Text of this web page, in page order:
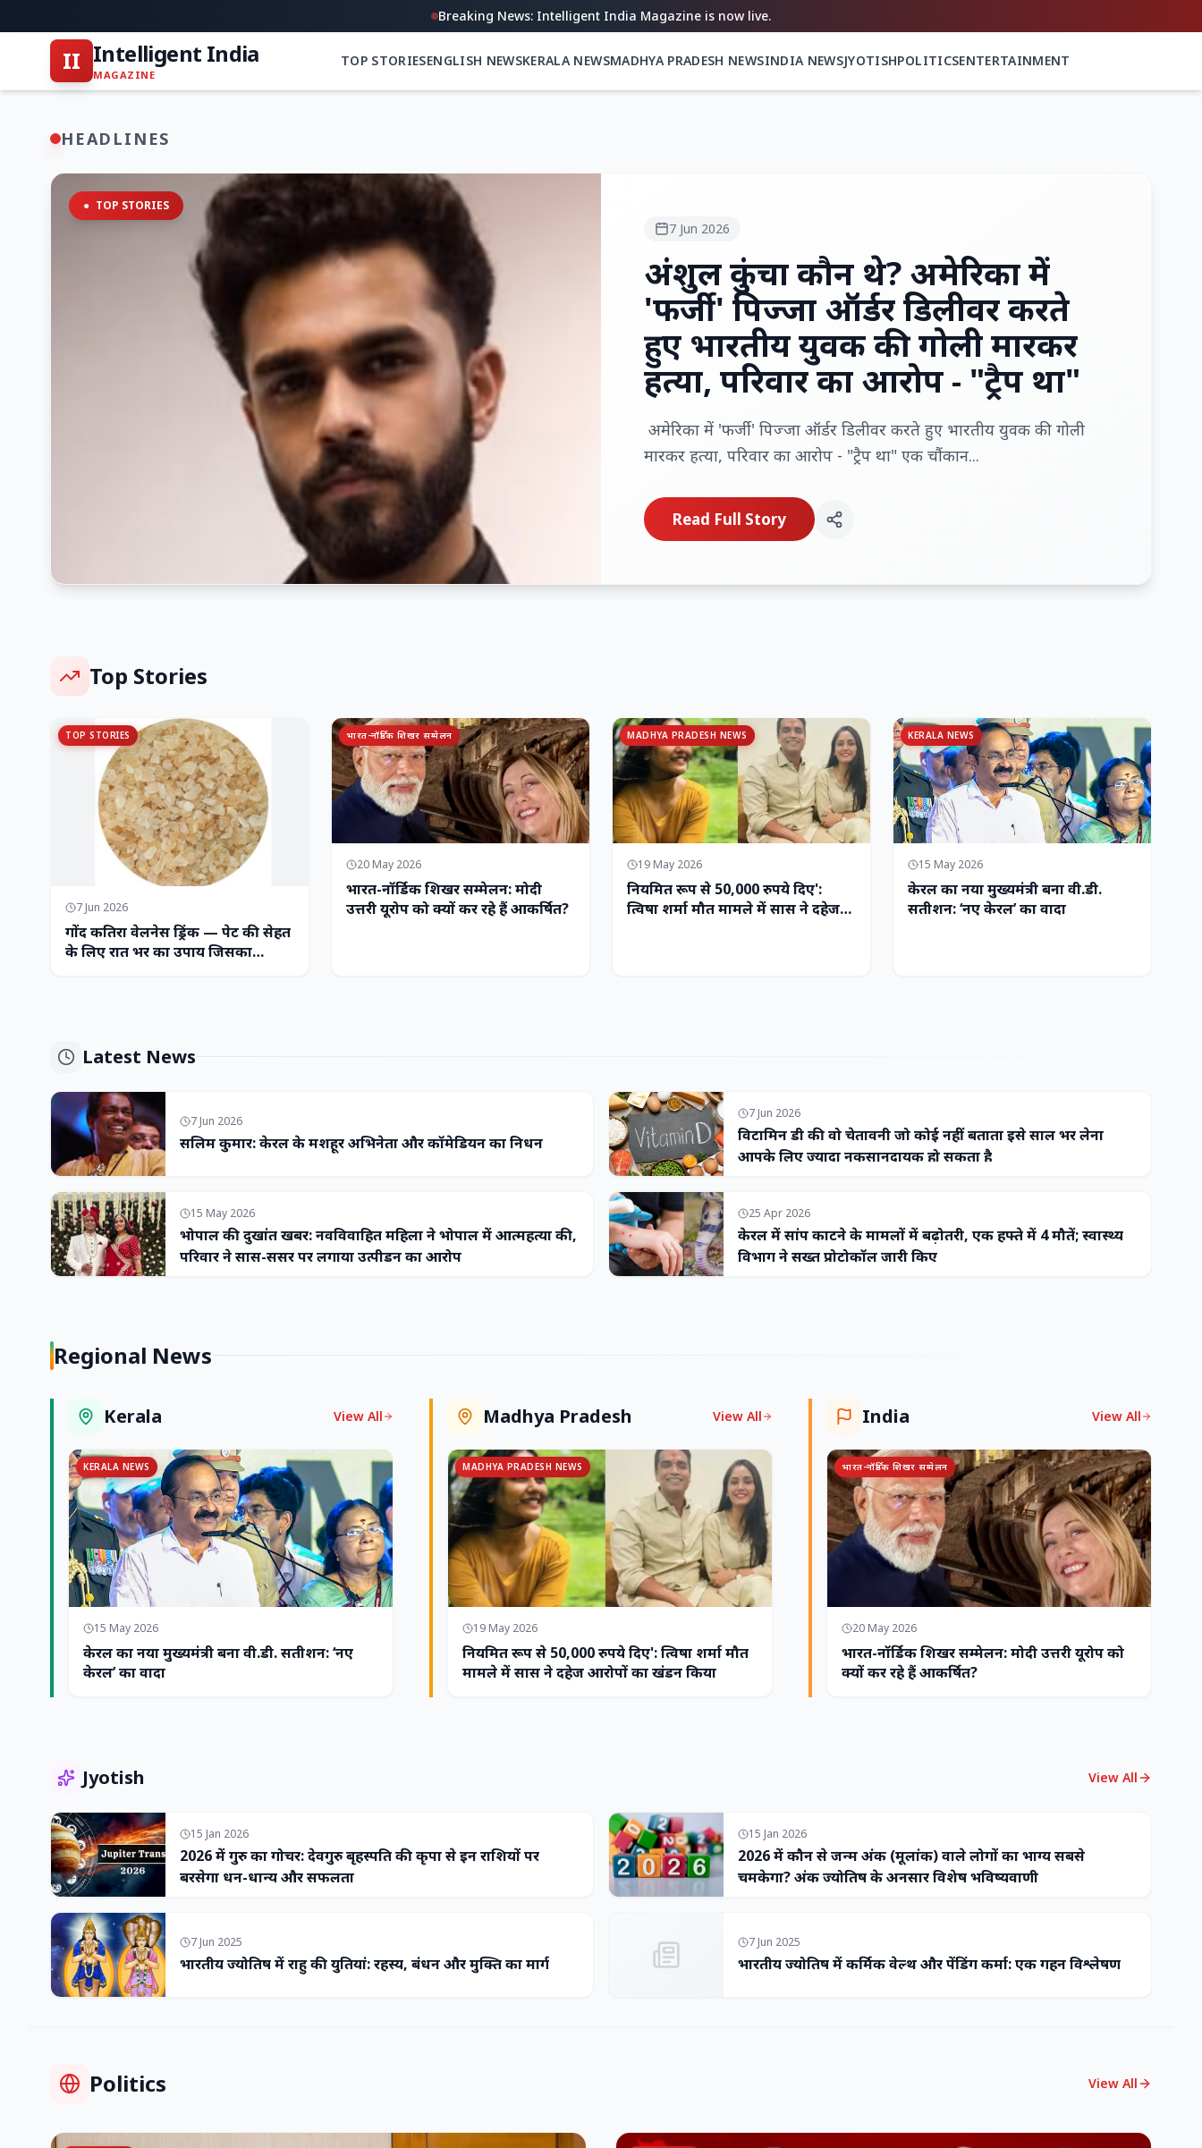
Breaking News: Intelligent India Magazine is now live.
II Intelligent India
MAGAZINE
TOP STORIESENGLISH NEWSKERALA NEWSMADHYA PRADESH NEWSINDIA NEWSJYOTISHPOLITICSENTERTAINMENT
HEADLINES
● TOP STORIES
7 Jun 2026
अंशुल कुंचा कौन थे? अमेरिका में
'फर्जी' पिज्जा ऑर्डर डिलीवर करते
हुए भारतीय युवक की गोली मारकर
हत्या, परिवार का आरोप - "ट्रैप था"
अमेरिका में 'फर्जी' पिज्जा ऑर्डर डिलीवर करते हुए भारतीय युवक की गोली
मारकर हत्या, परिवार का आरोप - "ट्रैप था" एक चौंकान...
Read Full Story
Top Stories
TOP STORIES
7 Jun 2026
गोंद कतिरा वेलनेस ड्रिंक — पेट की सेहत
के लिए रात भर का उपाय जिसका
भारत-नॉर्डिक शिखर सम्मेलन
20 May 2026
भारत-नॉर्डिक शिखर सम्मेलन: मोदी
उत्तरी यूरोप को क्यों कर रहे हैं आकर्षित?
MADHYA PRADESH NEWS
19 May 2026
नियमित रूप से 50,000 रुपये दिए':
त्विषा शर्मा मौत मामले में सास ने दहेज
KERALA NEWS
15 May 2026
केरल का नया मुख्यमंत्री बना वी.डी.
सतीशन: ‘नए केरल’ का वादा
Latest News
7 Jun 2026
सलिम कुमार: केरल के मशहूर अभिनेता और कॉमेडियन का निधन
7 Jun 2026
विटामिन डी की वो चेतावनी जो कोई नहीं बताता इसे साल भर लेना
आपके लिए ज्यादा नुकसानदायक हो सकता है
15 May 2026
भोपाल की दुखांत खबर: नवविवाहित महिला ने भोपाल में आत्महत्या की,
परिवार ने सास-ससुर पर लगाया उत्पीड़न का आरोप
25 Apr 2026
केरल में सांप काटने के मामलों में बढ़ोतरी, एक हफ्ते में 4 मौतें; स्वास्थ्य
विभाग ने सख्त प्रोटोकॉल जारी किए
Regional News
Kerala View All
KERALA NEWS
15 May 2026
केरल का नया मुख्यमंत्री बना वी.डी. सतीशन: ‘नए
केरल’ का वादा
Madhya Pradesh View All
MADHYA PRADESH NEWS
19 May 2026
नियमित रूप से 50,000 रुपये दिए': त्विषा शर्मा मौत
मामले में सास ने दहेज आरोपों का खंडन किया
India View All
भारत-नॉर्डिक शिखर सम्मेलन
20 May 2026
भारत-नॉर्डिक शिखर सम्मेलन: मोदी उत्तरी यूरोप को
क्यों कर रहे हैं आकर्षित?
Jyotish View All
15 Jan 2026
2026 में गुरु का गोचर: देवगुरु बृहस्पति की कृपा से इन राशियों पर
बरसेगा धन-धान्य और सफलता
15 Jan 2026
2026 में कौन से जन्म अंक (मूलांक) वाले लोगों का भाग्य सबसे
चमकेगा? अंक ज्योतिष के अनुसार विशेष भविष्यवाणी
7 Jun 2025
भारतीय ज्योतिष में राहु की युतियां: रहस्य, बंधन और मुक्ति का मार्ग
7 Jun 2025
भारतीय ज्योतिष में कर्मिक वेल्थ और पेंडिंग कर्मा: एक गहन विश्लेषण
Politics View All